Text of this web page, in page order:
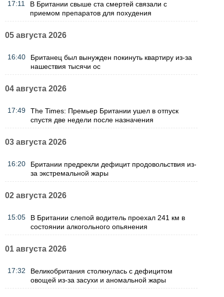
17:11
В Британии свыше ста смертей связали с
приемом препаратов для похудения
05 августа 2026
16:40
Британец был вынужден покинуть квартиру из-за
нашествия тысячи ос
04 августа 2026
17:49
The Times: Премьер Британии ушел в отпуск
спустя две недели после назначения
03 августа 2026
16:20
Британии предрекли дефицит продовольствия из-
за экстремальной жары
02 августа 2026
15:05
В Британии слепой водитель проехал 241 км в
состоянии алкогольного опьянения
01 августа 2026
17:32
Великобритания столкнулась с дефицитом
овощей из-за засухи и аномальной жары